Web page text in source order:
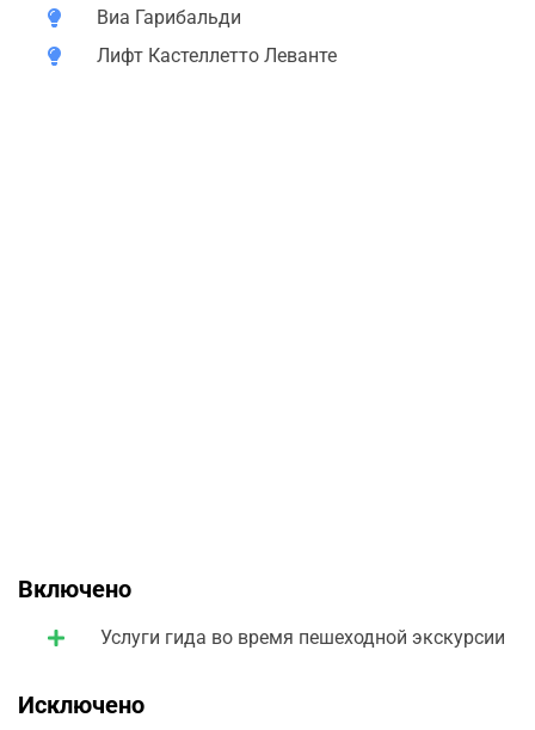
Экскурсия не утомительная (без перебора дат и имен),
Виа Гарибальди
Лифт Кастеллетто Леванте
Включено
Услуги гида во время пешеходной экскурсии
Исключено